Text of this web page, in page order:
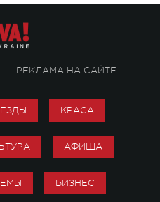
РЕКЛАМА НА САЙТЕ
КРАСА
АФИША
БИЗНЕС